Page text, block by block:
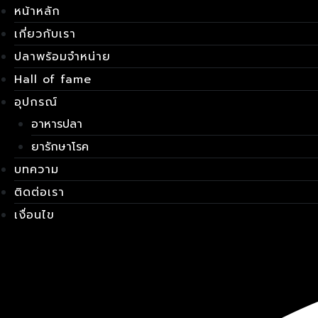
Skip
to
content
หน้าหลัก
เกี่ยวกับเรา
ปลาพร้อมจำหน่าย
Hall of fame
อุปกรณ์
อาหารปลา
ยารักษาโรค
บทความ
ติดต่อเรา
เงื่อนไข
เมนู